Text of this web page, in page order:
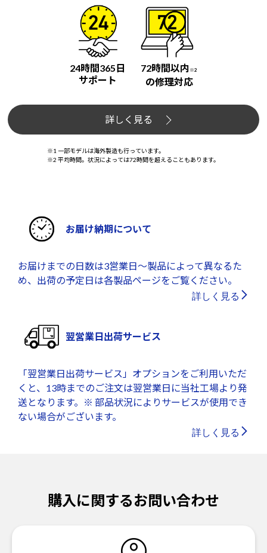
24時間365日
サポート
72時間以内 ※2
の修理対応
詳しく見る
※1 一部モデルは海外製造も行っています。
※2 平均時間。状況によっては72時間を超えることもあります。
お届け納期について
お届けまでの日数は3営業日～製品によって異なるた
め、出荷の予定日は各製品ページをご覧ください。
詳しく見る
翌営業日出荷サービス
「翌営業日出荷サービス」オプションをご利用いただ
くと、13時までのご注文は翌営業日に当社工場より発
送となります。※ 部品状況によりサービスが使用でき
ない場合がございます。
詳しく見る
購入に関するお問い合わせ